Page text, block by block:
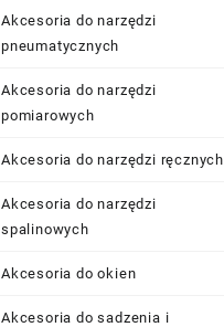
Akcesoria do narzędzi
pneumatycznych
Akcesoria do narzędzi
pomiarowych
Akcesoria do narzędzi ręcznych
Akcesoria do narzędzi
spalinowych
Akcesoria do okien
Akcesoria do sadzenia i